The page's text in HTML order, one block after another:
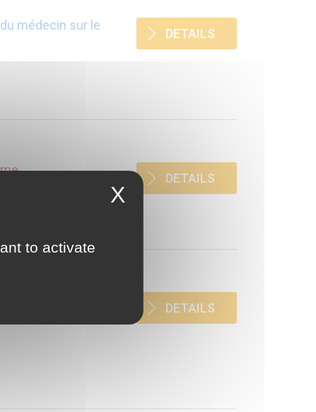
médecin sur le
DETAILS
DETAILS
qui exprime ses
cassation, Ch. Soc.,
DETAILS
X
to activate